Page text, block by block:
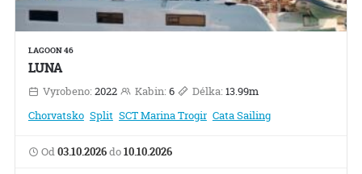
LAGOON 46
LUNA
Vyrobeno: 2022 Kabin: 6 Délka: 13.99m
Chorvatsko Split SCT Marina Trogir Cata Sailing
Od03.10.2026do10.10.2026